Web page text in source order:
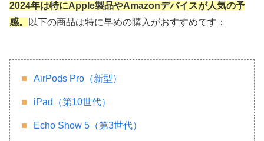
2024年は特にApple製品やAmazonデバイスが人気の予
感。
以下の商品は特に早めの購入がおすすめです：
AirPods Pro（新型）
iPad（第10世代）
Echo Show 5（第3世代）